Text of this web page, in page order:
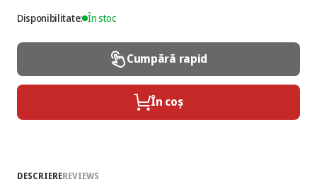
Disponibilitate: În stoc
Cumpără rapid
În coș
DESCRIEREREVIEWS